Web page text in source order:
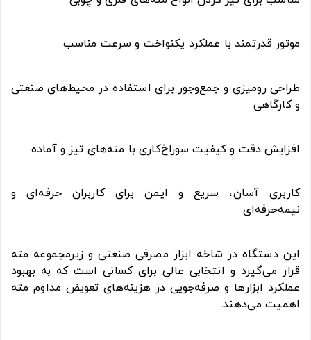
موتور قدرتمند با عملکرد یکنواخت و سرعت مناسب
طراحی رومیزی و جمع‌وجور برای استفاده در محیط‌های صنعتی
و کارگاهی
افزایش دقت و کیفیت سوراخ‌کاری با مته‌های تیز و آماده
کاربری آسان، سریع و ایمن برای کاربران حرفه‌ای و
نیمه‌حرفه‌ای
این دستگاه در شاخه ابزار مصرفی صنعتی و زیرمجموعه مته
قرار می‌گیرد و انتخابی عالی برای کسانی است که به بهبود
عملکرد ابزارها و صرفه‌جویی در هزینه‌های تعویض مداوم مته
اهمیت می‌دهند.